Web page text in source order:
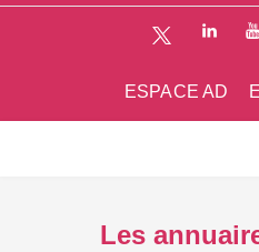
ESPACE AD
Les